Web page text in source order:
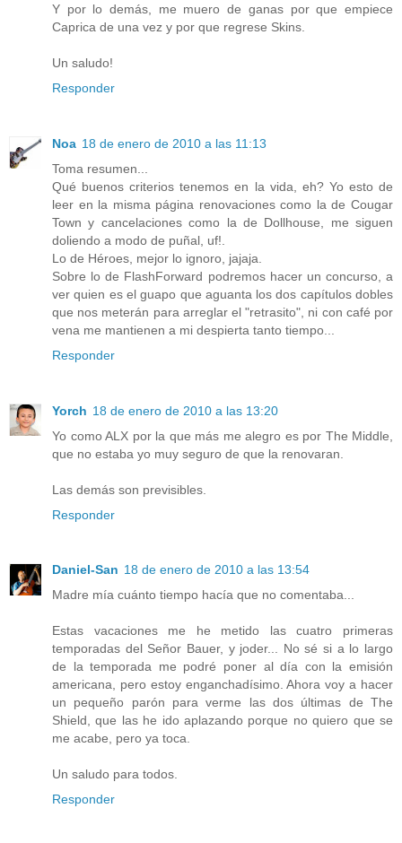
Y por lo demás, me muero de ganas por que empiece
Caprica de una vez y por que regrese Skins.
Un saludo!
Responder
Noa 18 de enero de 2010 a las 11:13
Toma resumen...
Qué buenos criterios tenemos en la vida, eh? Yo esto de
leer en la misma página renovaciones como la de Cougar
Town y cancelaciones como la de Dollhouse, me siguen
doliendo a modo de puñal, uf!.
Lo de Héroes, mejor lo ignoro, jajaja.
Sobre lo de FlashForward podremos hacer un concurso, a
ver quien es el guapo que aguanta los dos capítulos dobles
que nos meterán para arreglar el "retrasito", ni con café por
vena me mantienen a mi despierta tanto tiempo...
Responder
Yorch 18 de enero de 2010 a las 13:20
Yo como ALX por la que más me alegro es por The Middle,
que no estaba yo muy seguro de que la renovaran.
Las demás son previsibles.
Responder
Daniel-San 18 de enero de 2010 a las 13:54
Madre mía cuánto tiempo hacía que no comentaba...
Estas vacaciones me he metido las cuatro primeras
temporadas del Señor Bauer, y joder... No sé si a lo largo
de la temporada me podré poner al día con la emisión
americana, pero estoy enganchadísimo. Ahora voy a hacer
un pequeño parón para verme las dos últimas de The
Shield, que las he ido aplazando porque no quiero que se
me acabe, pero ya toca.
Un saludo para todos.
Responder